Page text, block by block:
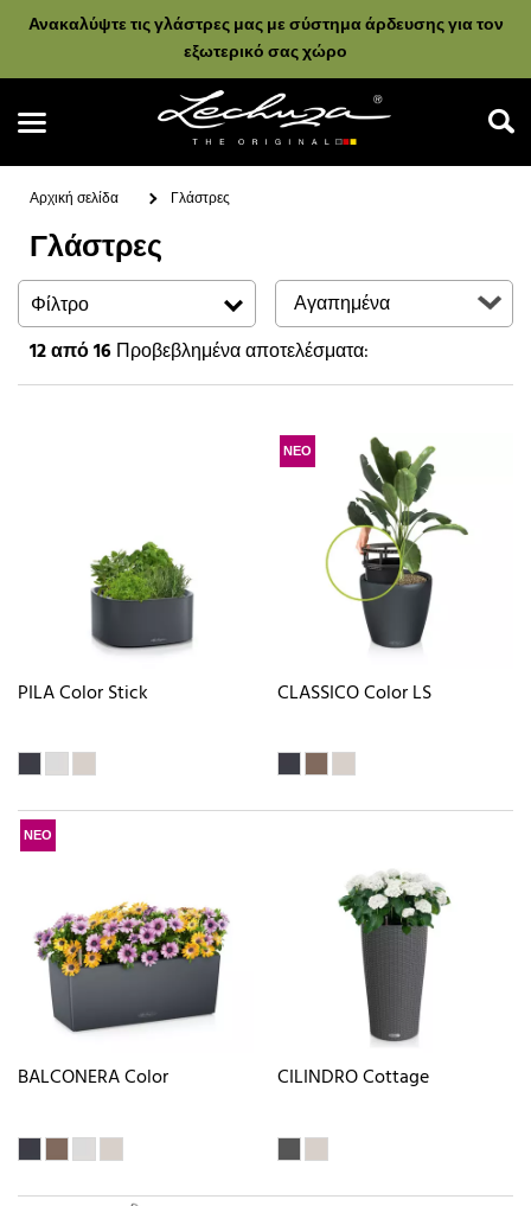
Ανακαλύψτε τις γλάστρες μας με σύστημα άρδευσης για τον
εξωτερικό σας χώρο
Αναζήτηση
Αρχική σελίδα Γλάστρες
Γλάστρες
Φίλτρο
12από 16Προβεβλημένα αποτελέσματα:
PILA Color Stick
ΝΕΟ
CLASSICO Color LS
ΝΕΟ
BALCONERA Color CILINDRO Cottage